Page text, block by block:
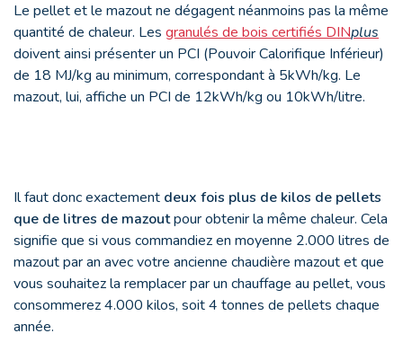
Le pellet et le mazout ne dégagent néanmoins pas la même
quantité de chaleur. Les granulés de bois certifiés DINplus
doivent ainsi présenter un PCI (Pouvoir Calorifique Inférieur)
de 18 MJ/kg au minimum, correspondant à 5kWh/kg. Le
mazout, lui, affiche un PCI de 12kWh/kg ou 10kWh/litre.
Il faut donc exactement deux fois plus de kilos de pellets
que de litres de mazoutpour obtenir la même chaleur. Cela
signifie que si vous commandiez en moyenne 2.000 litres de
mazout par an avec votre ancienne chaudière mazout et que
vous souhaitez la remplacer par un chauffage au pellet, vous
consommerez 4.000 kilos, soit 4 tonnes de pellets chaque
année.